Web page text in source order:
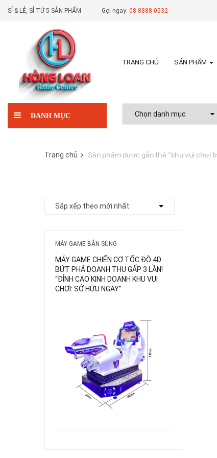
SỈ & LẺ, SỈ TỪ 5 SẢN PHẨM Gọi ngay: 08-8888-0532
TRANG CHỦ SẢN PHẨM
DANH MỤC
Trang chủ Sản phẩm được gắn thẻ “khu vui chơi
MÁY GAME BẮN SÚNG
MÁY GAME CHIẾN CƠ TỐC ĐỘ 4D
BỨT PHÁ DOANH THU GẤP 3 LẦN!
“ĐỈNH CAO KINH DOANH KHU VUI
CHƠI: SỞ HỮU NGAY”